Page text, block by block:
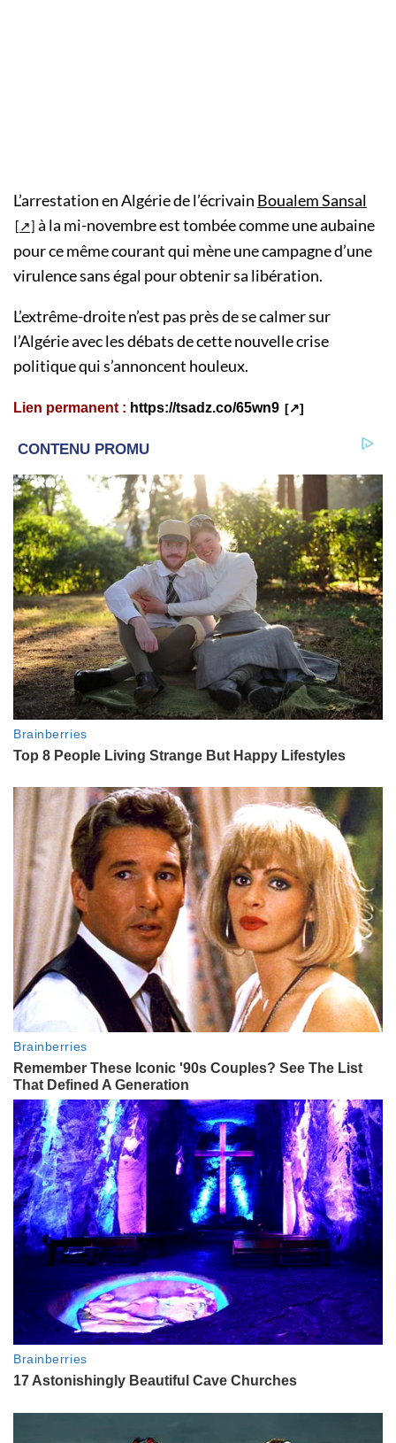
L’arrestation en Algérie de l’écrivain Boualem Sansal
à la mi-novembre est tombée comme une aubaine
pour ce même courant qui mène une campagne d’une
virulence sans égal pour obtenir sa libération.
L’extrême-droite n’est pas près de se calmer sur
l’Algérie avec les débats de cette nouvelle crise
politique qui s’annoncent houleux.
Lien permanent : https://tsadz.co/65wn9